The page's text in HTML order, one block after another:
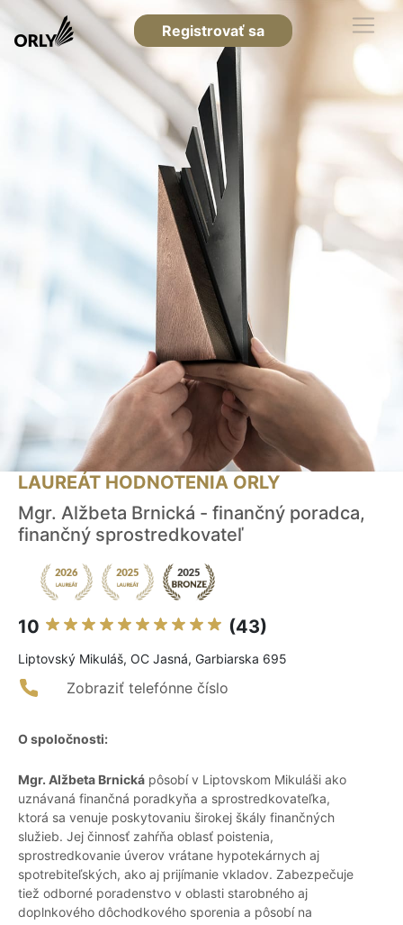
Registrovať sa
LAUREÁT HODNOTENIA ORLY
Mgr. Alžbeta Brnická - finančný poradca,
finančný sprostredkovateľ
10 (43)
Liptovský Mikuláš, OC Jasná, Garbiarska 695
Zobraziť telefónne číslo
O spoločnosti:
Mgr. Alžbeta Brnická pôsobí v Liptovskom Mikuláši ako
uznávaná finančná poradkyňa a sprostredkovateľka,
ktorá sa venuje poskytovaniu širokej škály finančných
služieb. Jej činnosť zahŕňa oblasť poistenia,
sprostredkovanie úverov vrátane hypotekárnych aj
spotrebiteľských, ako aj prijímanie vkladov. Zabezpečuje
tiež odborné poradenstvo v oblasti starobného aj
doplnkového dôchodkového sporenia a pôsobí na